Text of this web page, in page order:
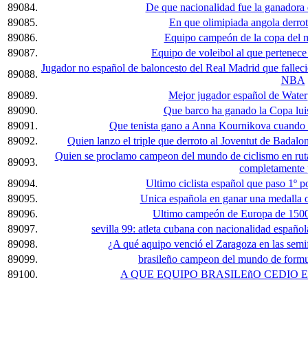
89084.
De que nacionalidad fue la
89085.
En que olimipiada angola
89086.
Equipo campeón de la copa del
89087.
Equipo de voleibol al que
89088.
Jugador no español de baloncesto del Real Madrid que
NBA
89089.
Mejor jugador español de
89090.
Que barco ha ganado la Copa
89091.
Que tenista gano a Anna Kournikova
89092.
Quien lanzo el triple que derroto al Joventut de
89093.
Quien se proclamo campeon del mundo de ciclismo en
completamente
89094.
Ultimo ciclista español que paso 1º
89095.
Unica española en ganar una
89096.
Ultimo campeón de Europa de
89097.
sevilla 99: atleta cubana con nacionalidad
89098.
¿A qué aquipo venció el Zaragoza en las
89099.
brasileño campeon del mundo de
89100.
A QUE EQUIPO BRASILEñO CEDIO